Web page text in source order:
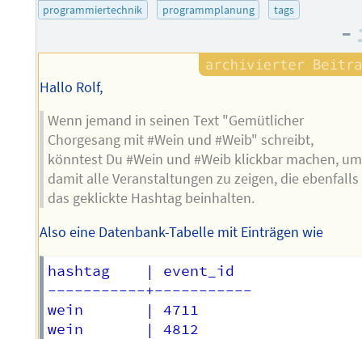
programmiertechnik programmplanung tags
–
Hallo Rolf,
Wenn jemand in seinen Text "Gemütlicher
Chorgesang mit #Wein und #Weib" schreibt,
könntest Du #Wein und #Weib klickbar machen, um
damit alle Veranstaltungen zu zeigen, die ebenfalls
das geklickte Hashtag beinhalten.
Also eine Datenbank-Tabelle mit Einträgen wie
hashtag    | event_id
-----------+-----------
wein       | 4711
wein       | 4812